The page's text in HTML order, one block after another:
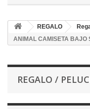
REGALO
ANIMAL CAMISETA BAJO
REGALO /